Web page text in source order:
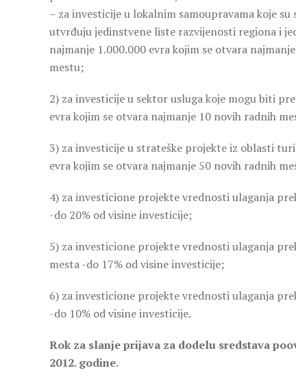
– za investicije u lokalnim samoupravama koje
utvrđuju jedinstvene liste razvijenosti regiona i
najmanje 1.000.000 evra kojim se otvara
mestu;
2) za investicije u sektor usluga koje mogu biti
evra kojim se otvara najmanje 10 novih radnih
3) za investicije u strateške projekte iz oblasti
evra kojim se otvara najmanje 50 novih radnih
4) za investicione projekte vrednosti ulaganja
-do 20% od visine investicije;
5) za investicione projekte vrednosti ulaganja
mesta -do 17% od visine investicije;
6) za investicione projekte vrednosti ulaganja
-do 10% od visine investicije.
Rok za slanje prijava za dodelu sredstava
2012. godine.